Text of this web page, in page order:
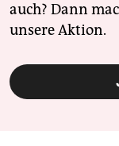
auch? Dann
unsere Aktion.